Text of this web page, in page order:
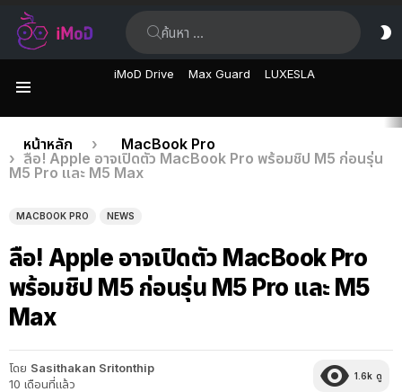
iMoD Drive Max Guard LUXESLA
เรื่อง
ล่าสุด
คุณอยู่ที่นี่:
หน้าหลัก
MacBook Pro
ลือ! Apple อาจเปิดตัว MacBook Pro พร้อมชิป M5 ก่อนรุ่น
M5 Pro และ M5 Max
MACBOOK PRO NEWS
ลือ! Apple อาจเปิดตัว MacBook Pro
พร้อมชิป M5 ก่อนรุ่น M5 Pro และ M5
Max
โดย Sasithakan Sritonthip
10 เดือนที่แล้ว
1.6k ดู